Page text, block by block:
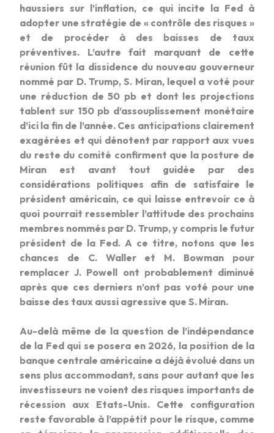
haussiers sur l’inflation, ce qui incite la Fed à
adopter une stratégie de « contrôle des risques »
et de procéder à des baisses de taux
préventives. L’autre fait marquant de cette
réunion fût la dissidence du nouveau gouverneur
nommé par D. Trump, S. Miran, lequel a voté pour
une réduction de 50 pb et dont les projections
tablent sur 150 pb d’assouplissement monétaire
d’ici la fin de l’année. Ces anticipations clairement
exagérées et qui dénotent par rapport aux vues
du reste du comité confirment que la posture de
Miran est avant tout guidée par des
considérations politiques afin de satisfaire le
président américain, ce qui laisse entrevoir ce à
quoi pourrait ressembler l’attitude des prochains
membres nommés par D. Trump, y compris le futur
président de la Fed. A ce titre, notons que les
chances de C. Waller et M. Bowman pour
remplacer J. Powell ont probablement diminué
après que ces derniers n’ont pas voté pour une
baisse des taux aussi agressive que S. Miran.
Au-delà même de la question de l’indépendance
de la Fed qui se posera en 2026, la position de la
banque centrale américaine a déjà évolué dans un
sens plus accommodant, sans pour autant que les
investisseurs ne voient des risques importants de
récession aux Etats-Unis. Cette configuration
reste favorable à l’appétit pour le risque, comme